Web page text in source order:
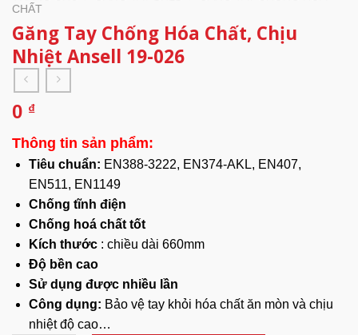
CHẤT
Găng Tay Chống Hóa Chất, Chịu
Nhiệt Ansell 19-026
0 ₫
Thông tin sản phẩm:
Tiêu chuẩn: EN388-3222, EN374-AKL, EN407,
EN511, EN1149
Chống tĩnh điện
Chống hoá chất tốt
Kích thước: chiều dài 660mm
Độ bền cao
Sử dụng được nhiều lần
Công dụng: Bảo vệ tay khỏi hóa chất ăn mòn và chịu
nhiệt độ cao…